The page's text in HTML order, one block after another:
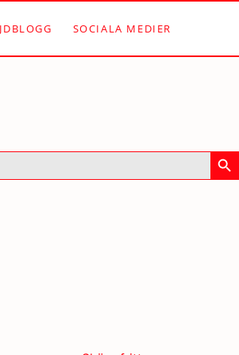
SOCIALA MEDIER